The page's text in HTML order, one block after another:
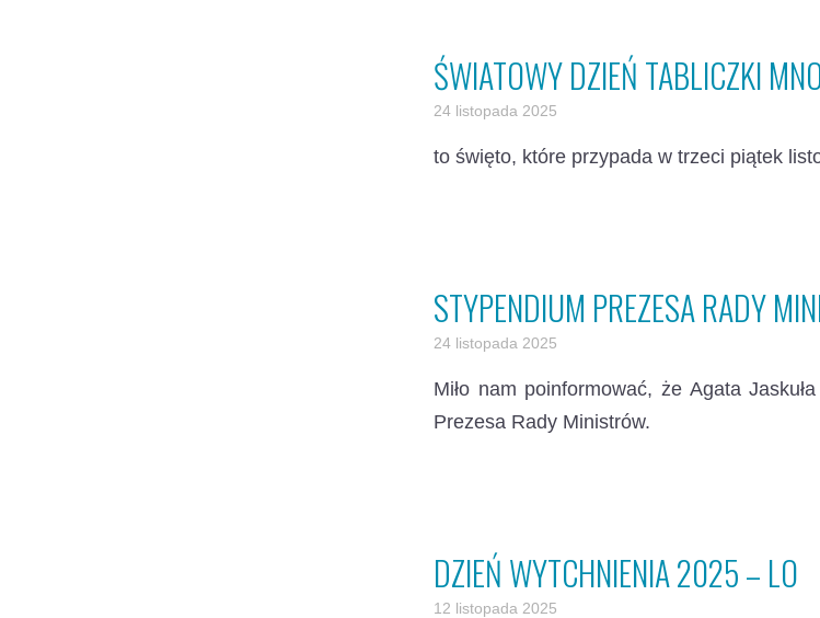
ŚWIATOWY DZIEŃ TABLICZKI
24 listopada 2025
to święto, które przypada w trzeci piątek
STYPENDIUM PREZESA RADY
24 listopada 2025
Miło nam poinformować, że Agata
Prezesa Rady Ministrów.
DZIEŃ WYTCHNIENIA 2025 – LO
12 listopada 2025